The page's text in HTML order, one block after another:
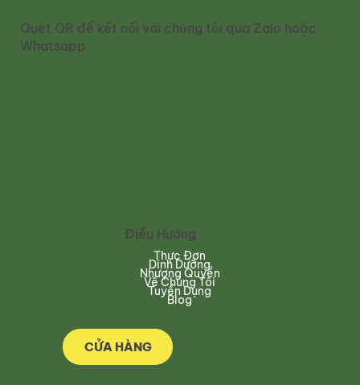
Điều Hướng
Thực Đơn
Dinh Dưỡng
Nhượng Quyền
Về Chúng Tôi
Tuyển Dụng
Blog
CỬA HÀNG
Quét QR để kết nối với chúng tôi qua Zalo hoặc
Whatsapp